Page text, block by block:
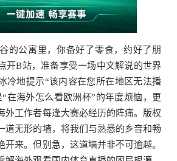
的公寓里，你备好了零食，约好了朋
开B站，准备享受一场中文解说的世界
冷地提示“该内容在您所在地区无法播
在海外怎么看欧洲杯”的年度烦恼，更
外工作者每逢大赛必经历的阵痛。版权
道无形的墙，将我们与熟悉的乡音和畅
开来。但别急，这道墙并非不可逾越。